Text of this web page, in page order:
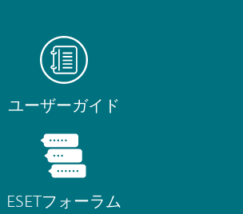
ユーザーガイド
ESETフォーラム